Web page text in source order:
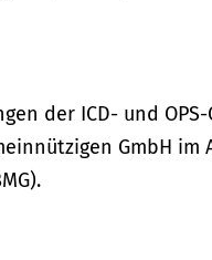
der ICD- und
GmbH